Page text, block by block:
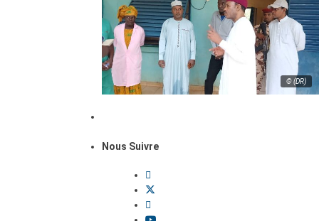
© (DR)
Nous Suivre